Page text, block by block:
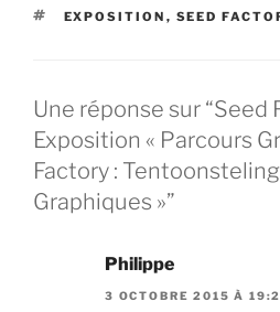
ÉTIQUETTES
EXPOSITION , SEED
Une réponse sur “Seed
Exposition « Parcours
Factory :
Graphiques »”
Philippe
3 OCTOBRE 2015 À